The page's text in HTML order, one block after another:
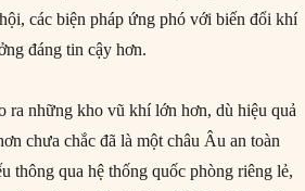
các biện pháp ứng phó với biến đổi khí
đáng tin cậy hơn.
ra những kho vũ khí lớn hơn, dù hiệu quả
chưa chắc đã là một châu Âu an toàn
thông qua hệ thống quốc phòng riêng lẻ,